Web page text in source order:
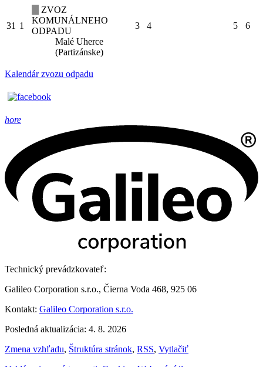
31 1
ZVOZ
KOMUNÁLNEHO
ODPADU
Malé Uherce
(Partizánske)
3 4 5 6
Kalendár zvozu odpadu
hore
Technický prevádzkovateľ:
Galileo Corporation s.r.o., Čierna Voda 468, 925 06
Kontakt: Galileo Corporation s.r.o.
Posledná aktualizácia: 4. 8. 2026
Zmena vzhľadu, Štruktúra stránok, RSS, Vytlačiť